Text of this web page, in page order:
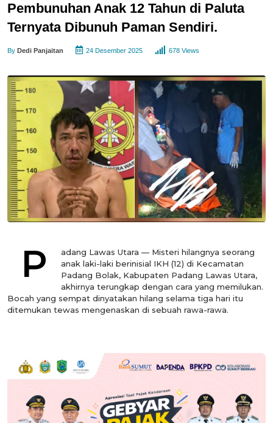
Pembunuhan Anak 12 Tahun di Paluta
Ternyata Dibunuh Paman Sendiri.
By Dedi Panjaitan 24 Desember 2025 678 Views
P
adang Lawas Utara — Misteri hilangnya seorang
anak laki-laki berinisial IKH (12) di Kecamatan
Padang Bolak, Kabupaten Padang Lawas Utara,
akhirnya terungkap dengan cara yang memilukan.
Bocah yang sempat dinyatakan hilang selama tiga hari itu
ditemukan tewas mengenaskan di sebuah rawa-rawa.